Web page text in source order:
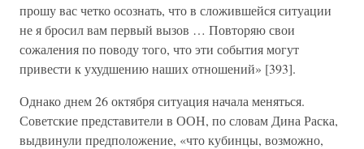
прошу вас четко осознать, что в сложившейся ситуации
не я бросил вам первый вызов … Повторяю свои
сожаления по поводу того, что эти события могут
привести к ухудшению наших отношений» [393].
Однако днем 26 октября ситуация начала меняться.
Советские представители в ООН, по словам Дина Раска,
выдвинули предположение, «что кубинцы, возможно,